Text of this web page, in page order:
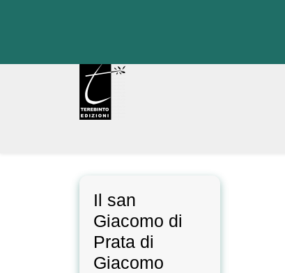
Il san
Giacomo di
Prata di
Giacomo